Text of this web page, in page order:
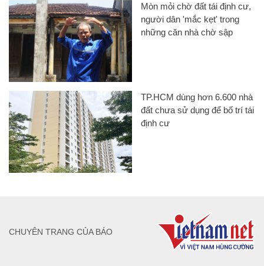
Mòn mỏi chờ đất tái định cư,
người dân 'mắc kẹt' trong
những căn nhà chờ sập
TP.HCM dùng hơn 6.600 nhà
đất chưa sử dụng để bố trí tái
định cư
CHUYÊN TRANG CỦA BÁO